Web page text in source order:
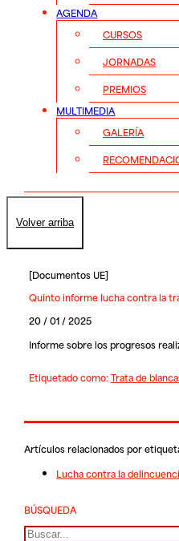
AGENDA
CURSOS
JORNADAS
PREMIOS
MULTIMEDIA
GALERÍA
Volver arriba
[Documentos UE]
Quinto informe lucha contra la
20 / 01 / 2025
Informe sobre los progresos
Etiquetado como:Trata de
Artículos relacionados por
Lucha contra la
BÚSQUEDA
Buscar